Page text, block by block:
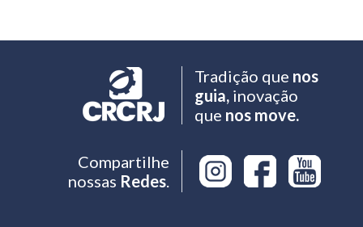
Tradição que nos
guia,inovação
que nos move.
Compartilhe
nossas Redes.